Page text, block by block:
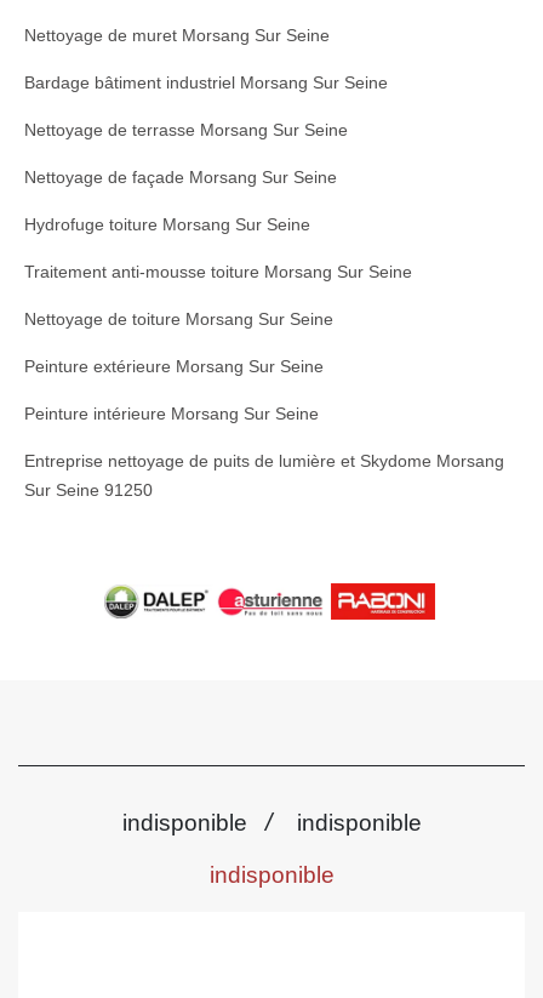
Nettoyage de muret Morsang Sur Seine
Bardage bâtiment industriel Morsang Sur Seine
Nettoyage de terrasse Morsang Sur Seine
Nettoyage de façade Morsang Sur Seine
Hydrofuge toiture Morsang Sur Seine
Traitement anti-mousse toiture Morsang Sur Seine
Nettoyage de toiture Morsang Sur Seine
Peinture extérieure Morsang Sur Seine
Peinture intérieure Morsang Sur Seine
Entreprise nettoyage de puits de lumière et Skydome Morsang
Sur Seine 91250
indisponible / indisponible
indisponible